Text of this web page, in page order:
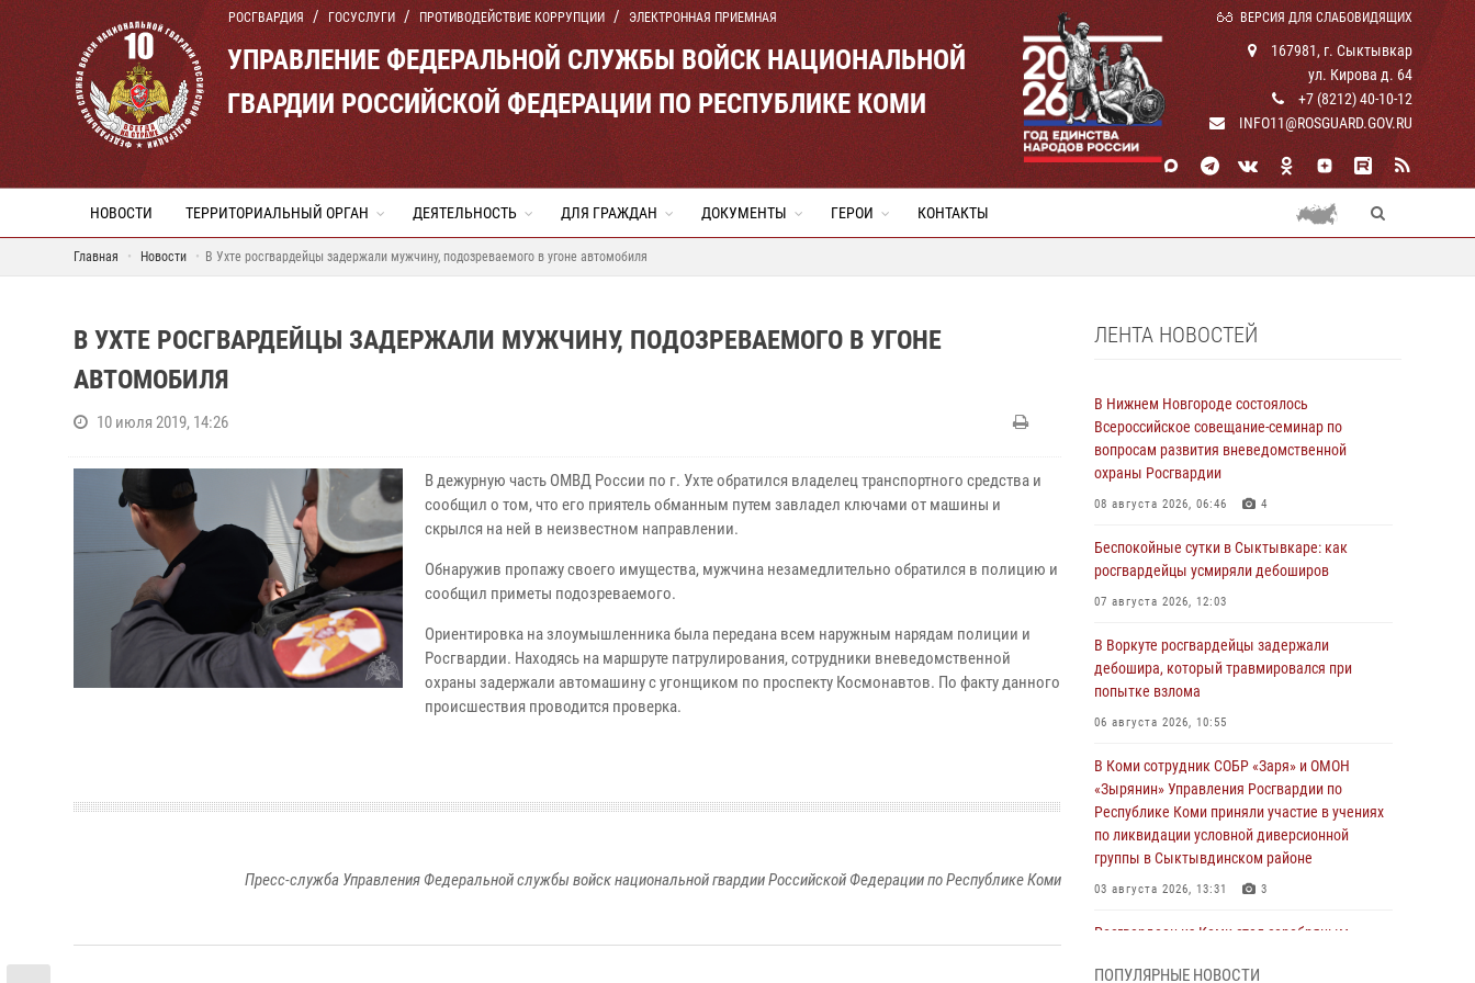
РОСГВАРДИЯ ГОСУСЛУГИ ПРОТИВОДЕЙСТВИЕ КОРРУПЦИИ ЭЛЕКТРОННАЯ ПРИЕМНАЯ ВЕРСИЯ ДЛЯ СЛАБОВИДЯЩИХ
УПРАВЛЕНИЕ ФЕДЕРАЛЬНОЙ СЛУЖБЫ ВОЙСК НАЦИОНАЛЬНОЙ
ГВАРДИИ РОССИЙСКОЙ ФЕДЕРАЦИИ ПО РЕСПУБЛИКЕ КОМИ
167981, г. Сыктывкар
ул. Кирова д. 64
+7 (8212) 40-10-12
INFO11@ROSGUARD.GOV.RU
НОВОСТИ ТЕРРИТОРИАЛЬНЫЙ ОРГАН ДЕЯТЕЛЬНОСТЬ ДЛЯ ГРАЖДАН ДОКУМЕНТЫ ГЕРОИ КОНТАКТЫ
Главная Новости В Ухте росгвардейцы задержали мужчину, подозреваемого в угоне автомобиля
В УХТЕ РОСГВАРДЕЙЦЫ ЗАДЕРЖАЛИ МУЖЧИНУ, ПОДОЗРЕВАЕМОГО В УГОНЕ
АВТОМОБИЛЯ
10 июля 2019, 14:26
В дежурную часть ОМВД России по г. Ухте обратился владелец транспортного средства и
сообщил о том, что его приятель обманным путем завладел ключами от машины и
скрылся на ней в неизвестном направлении.
Обнаружив пропажу своего имущества, мужчина незамедлительно обратился в полицию и
сообщил приметы подозреваемого.
Ориентировка на злоумышленника была передана всем наружным нарядам полиции и
Росгвардии. Находясь на маршруте патрулирования, сотрудники вневедомственной
охраны задержали автомашину с угонщиком по проспекту Космонавтов. По факту данного
происшествия проводится проверка.
Пресс-служба Управления Федеральной службы войск национальной гвардии Российской Федерации по Республике Коми
ЛЕНТА НОВОСТЕЙ
В Нижнем Новгороде состоялось
Всероссийское совещание-семинар по
вопросам развития вневедомственной
охраны Росгвардии
08 августа 2026, 06:46 4
Беспокойные сутки в Сыктывкаре: как
росгвардейцы усмиряли дебоширов
07 августа 2026, 12:03
В Воркуте росгвардейцы задержали
дебошира, который травмировался при
попытке взлома
06 августа 2026, 10:55
В Коми сотрудник СОБР «Заря» и ОМОН
«Зырянин» Управления Росгвардии по
Республике Коми приняли участие в учениях
по ликвидации условной диверсионной
группы в Сыктывдинском районе
03 августа 2026, 13:31 3
Росгвардеец из Коми стал серебряным
Чемпионате Северо-Западного округа
ПОПУЛЯРНЫЕ НОВОСТИ